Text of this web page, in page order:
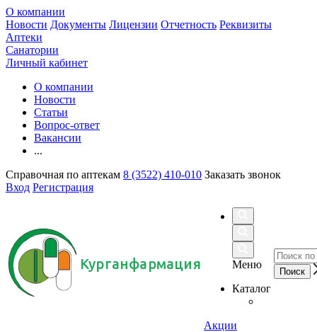
О компании
Новости Документы Лицензии Отчетность Реквизиты
Аптеки
Санатории
Личный кабинет
О компании
Новости
Статьи
Вопрос-ответ
Вакансии
...
Справочная по аптекам 8 (3522) 410-010 Заказать звонок
Вход Регистрация
Курганфармация
Меню
Каталог
Акции